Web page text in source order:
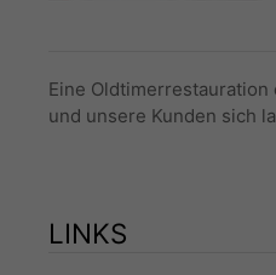
Eine
und unsere Kunden sich
LINKS